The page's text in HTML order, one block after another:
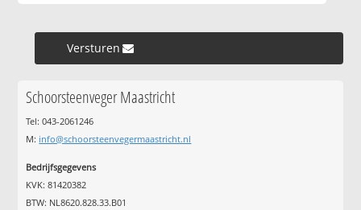
Versturen »
Schoorsteenveger Maastricht
Tel: 043-2061246
M: info@schoorsteenvegermaastricht.nl
Bedrijfsgegevens
KVK: 81420382
BTW: NL8620.828.33.B01